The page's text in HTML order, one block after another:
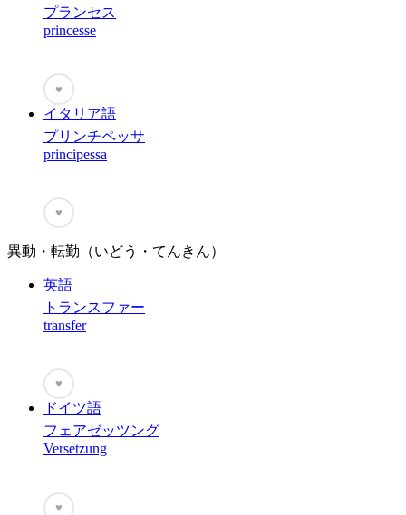
プランセス
princesse
♥
イタリア語
プリンチペッサ
principessa
♥
異動・転勤（いどう・てんきん）
英語
トランスファー
transfer
♥
ドイツ語
フェアゼッツング
Versetzung
♥